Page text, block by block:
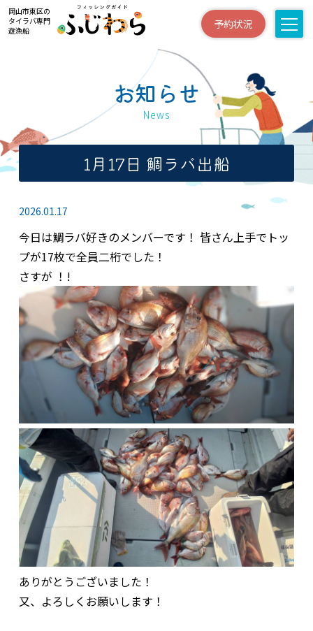
岡山市東区の
タイラバ専門
遊漁船
予約状況
お知らせ
News
1月17日 鯛ラバ出船
2026.01.17
今日は鯛ラバ好きのメンバーです！ 皆さん上手でトッ
プが17枚で全員二桁でした！
さすが ！!
ありがとうございました！
又、よろしくお願いします！